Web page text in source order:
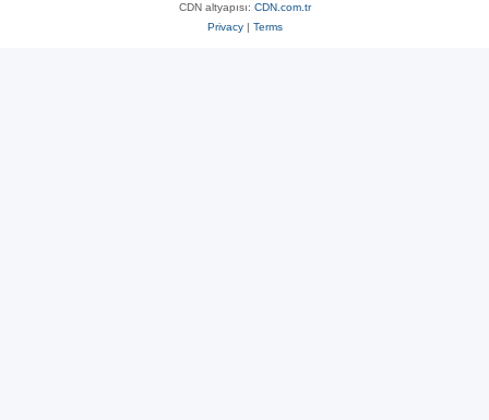
CDN altyapısı: CDN.com.tr
Privacy| Terms